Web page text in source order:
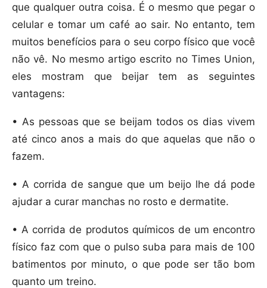
que qualquer outra coisa. É o mesmo que pegar o
celular e tomar um café ao sair. No entanto, tem
muitos benefícios para o seu corpo físico que você
não vê. No mesmo artigo escrito no Times Union,
eles mostram que beijar tem as seguintes
vantagens:
• As pessoas que se beijam todos os dias vivem
até cinco anos a mais do que aquelas que não o
fazem.
• A corrida de sangue que um beijo lhe dá pode
ajudar a curar manchas no rosto e dermatite.
• A corrida de produtos químicos de um encontro
físico faz com que o pulso suba para mais de 100
batimentos por minuto, o que pode ser tão bom
quanto um treino.